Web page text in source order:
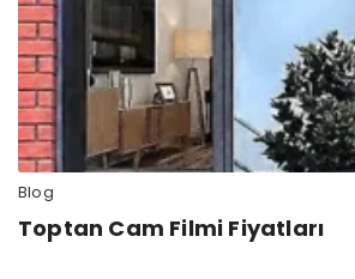
Blog
Toptan Cam Filmi Fiyatları